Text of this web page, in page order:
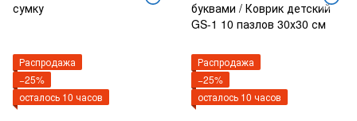
Распродажа
−25%
осталось 10 часов
Распродажа
−25%
осталось 10 часов